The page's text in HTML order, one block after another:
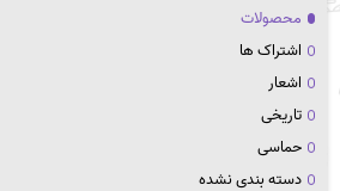
محصولات
اشتراک ها
اشعار
تاریخی
حماسی
دسته بندی نشده